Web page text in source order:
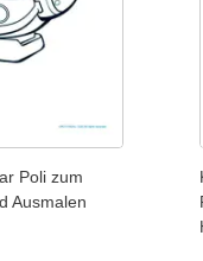
Poli zum
Ausmalen